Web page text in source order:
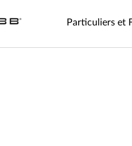
Particuliers et